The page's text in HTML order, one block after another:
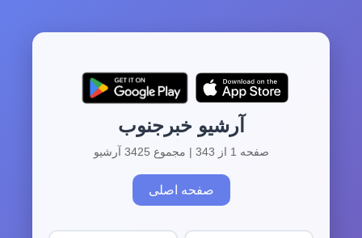
آرشیو خبرجنوب
صفحه 1 از 343 | مجموع 3425 آرشیو
صفحه اصلی